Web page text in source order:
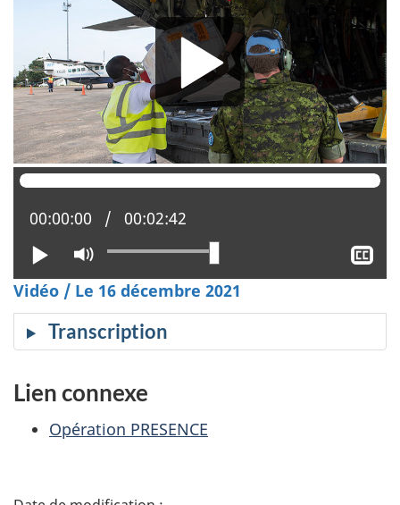
Lire
Activer
le
mode
muet
Position actuelle :
00:00:00 Temps total :
00:02:42
le
Vidéo / Le 16 décembre 2021
Transcription
Lien connexe
Opération PRESENCE